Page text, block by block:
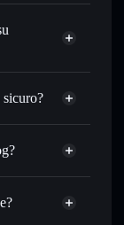
in
al prezzo
average su
senza
di
privacy